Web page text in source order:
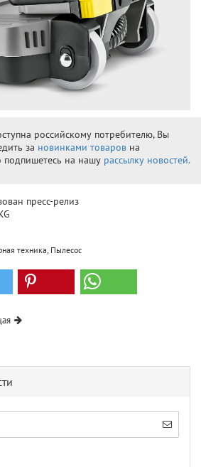
российскому потребителю, Вы
за новинками товаров на
подпишетесь на нашу рассылку новостей.
пресс-релиз
техника, Пылесос